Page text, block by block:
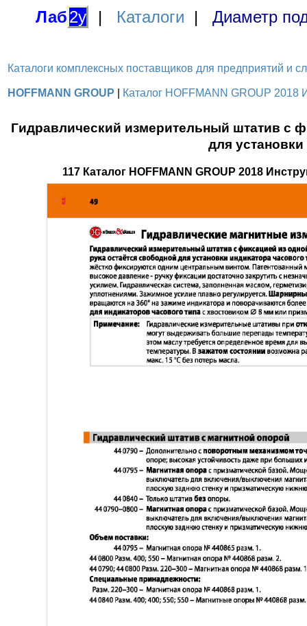
Лаб2у | Каталоги | Диаметр
Каталоги комплексных поставщиков для предприятий и
HOFFMANN GROUP Каталог HOFFMANN GROUP 2018
Гидравлический измерительный штатив с
для
117 Каталог HOFFMANN GROUP 2018